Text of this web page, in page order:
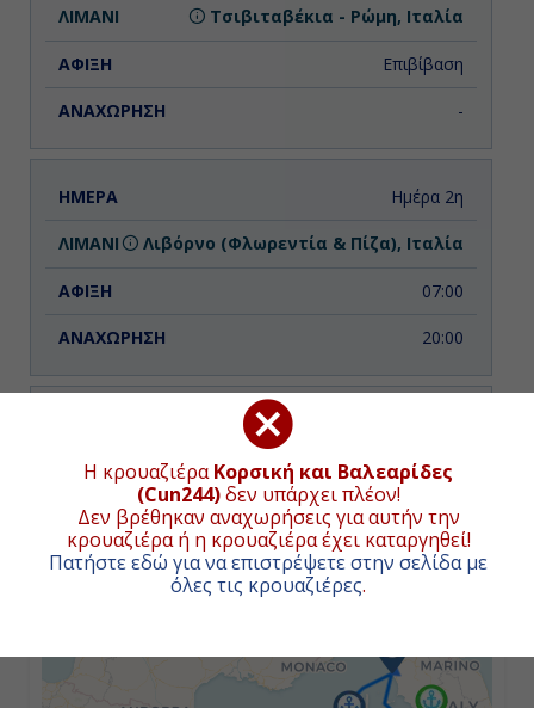
Η κρουαζιέραΚορσική και Βαλεαρίδες
(Cun244)δεν υπάρχει πλέον!
Δεν βρέθηκαν αναχωρήσεις για αυτήν την
κρουαζιέρα ή η κρουαζιέρα έχει καταργηθεί!
Πατήστε εδώ για να επιστρέψετε στην σελίδα με
όλες τις κρουαζιέρες.
Τσιβιταβέκια - Ρώμη, Ιταλία
Επιβίβαση
-
Ημέρα 2η
Λιβόρνο (Φλωρεντία & Πίζα), Ιταλία
07:00
20:00
Εν Πλω
-
-
Αγιάτσιο (Κορσική), Γαλλία
ΧΑΡΤΗΣ ΚΡΟΥΑΖΙΕΡΑΣ
+